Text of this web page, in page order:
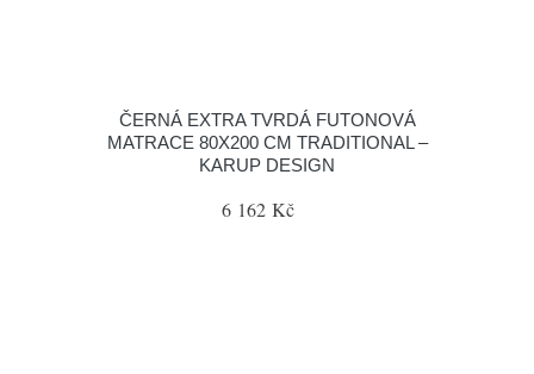
ČERNÁ EXTRA TVRDÁ FUTONOVÁ
MATRACE 80X200 CM TRADITIONAL –
KARUP DESIGN
6 162 Kč